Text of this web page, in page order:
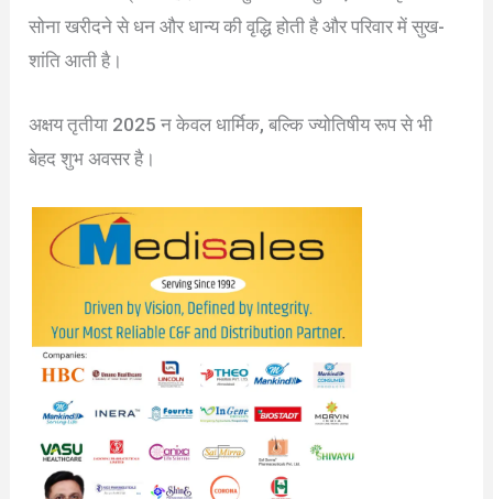
सोना खरीदने से धन और धान्य की वृद्धि होती है और परिवार में सुख-
शांति आती है।
अक्षय तृतीया 2025 न केवल धार्मिक, बल्कि ज्योतिषीय रूप से भी
बेहद शुभ अवसर है।